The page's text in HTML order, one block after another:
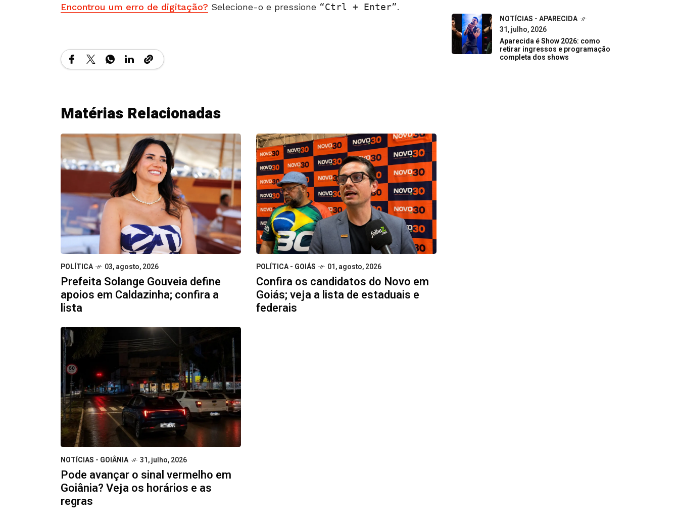
Encontrou um erro de digitação? Selecione-o e pressione Ctrl + Enter .
Matérias Relacionadas
POLÍTICA 03, agosto, 2026
Prefeita Solange Gouveia define
apoios em Caldazinha; confira a
lista
POLÍTICA - GOIÁS 01, agosto, 2026
Confira os candidatos do Novo em
Goiás; veja a lista de estaduais e
federais
NOTÍCIAS - GOIÂNIA 31, julho, 2026
Pode avançar o sinal vermelho em
Goiânia? Veja os horários e as
regras
NOTÍCIAS - APARECIDA
31, julho, 2026
Aparecida é Show 2026: como
retirar ingressos e programação
completa dos shows